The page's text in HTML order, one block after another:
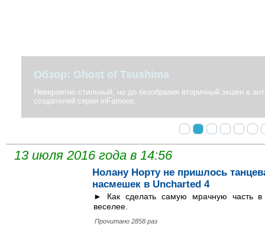
Обзор: Ghost of Tsushima
Невероятно стильный, но до безобразия вторичный экшен в
создателей серии inFamous.
13 июля 2016 года в 14:56
Нолану Норту не пришлось
насмешек в Uncharted 4
► Как сделать самую мрачную часть
веселее.
Прочитано 2858 раз